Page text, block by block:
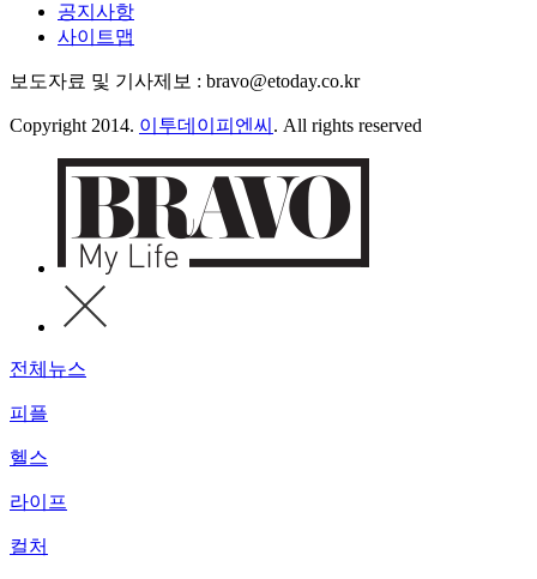
공지사항
사이트맵
보도자료 및 기사제보 : bravo@etoday.co.kr
Copyright 2014. 이투데이피엔씨 . All rights reserved
전체뉴스
피플
헬스
라이프
컬처